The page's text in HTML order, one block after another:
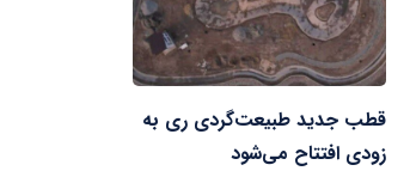
قطب جدید طبیعت‌گردی ری به
زودی افتتاح می‌شود